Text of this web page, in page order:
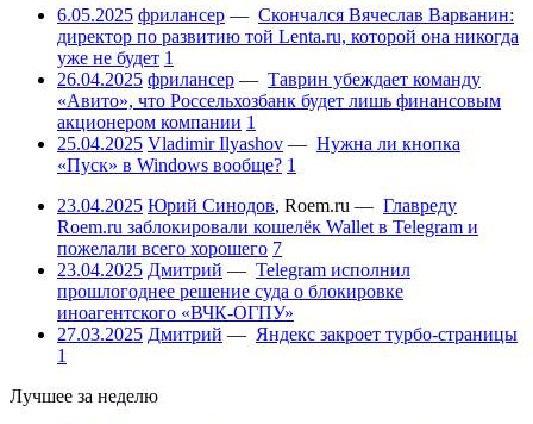
6.05.2025 фрилансер — Скончался Вячеслав Варванин:
директор по развитию той Lenta.ru, которой она никогда
уже не будет 1
26.04.2025 фрилансер — Таврин убеждает команду
«Авито», что Россельхозбанк будет лишь финансовым
акционером компании 1
25.04.2025 Vladimir Ilyashov — Нужна ли кнопка
«Пуск» в Windows вообще? 1
23.04.2025 Юрий Синодов, Roem.ru — Главреду
Roem.ru заблокировали кошелёк Wallet в Telegram и
пожелали всего хорошего 7
23.04.2025 Дмитрий — Telegram исполнил
прошлогоднее решение суда о блокировке
иноагентского «ВЧК-ОГПУ»
27.03.2025 Дмитрий — Яндекс закроет турбо-страницы
1
Лучшее за неделю